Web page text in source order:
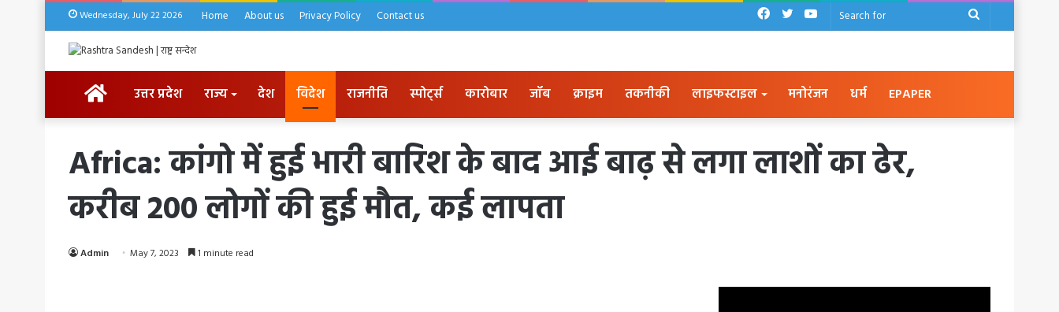
Wednesday, July 22 2026 Home About us Privacy Policy Contact us
Search
YouTube
Twitter
Facebook
HOMEउत्तर प्रदेश राज्य देश विदेश राजनीति स्पोर्ट्स कारोबार जॉब क्राइम तकनीकी लाइफस्टाइल मनोरंजन धर्म EPAPER
Africa: कांगो में हुई भारी बारिश के बाद आई बाढ़ से लगा लाशों का ढेर,
करीब 200 लोगों की हुई मौत, कई लापता
Admin May 7, 2023 1 minute read